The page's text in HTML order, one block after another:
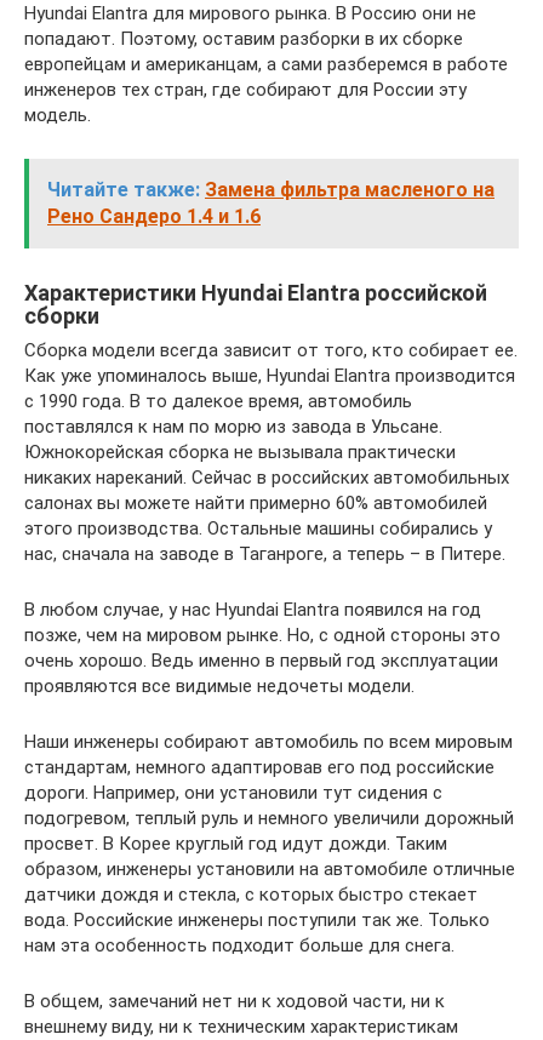
Hyundai Elantra для мирового рынка. В Россию они не
попадают. Поэтому, оставим разборки в их сборке
европейцам и американцам, а сами разберемся в работе
инженеров тех стран, где собирают для России эту
модель.
Читайте также: Замена фильтра масленого на
Рено Сандеро 1.4 и 1.6
Характеристики Hyundai Elantra российской
сборки
Сборка модели всегда зависит от того, кто собирает ее.
Как уже упоминалось выше, Hyundai Elantra производится
с 1990 года. В то далекое время, автомобиль
поставлялся к нам по морю из завода в Ульсане.
Южнокорейская сборка не вызывала практически
никаких нареканий. Сейчас в российских автомобильных
салонах вы можете найти примерно 60% автомобилей
этого производства. Остальные машины собирались у
нас, сначала на заводе в Таганроге, а теперь – в Питере.
В любом случае, у нас Hyundai Elantra появился на год
позже, чем на мировом рынке. Но, с одной стороны это
очень хорошо. Ведь именно в первый год эксплуатации
проявляются все видимые недочеты модели.
Наши инженеры собирают автомобиль по всем мировым
стандартам, немного адаптировав его под российские
дороги. Например, они установили тут сидения с
подогревом, теплый руль и немного увеличили дорожный
просвет. В Корее круглый год идут дожди. Таким
образом, инженеры установили на автомобиле отличные
датчики дождя и стекла, с которых быстро стекает
вода. Российские инженеры поступили так же. Только
нам эта особенность подходит больше для снега.
В общем, замечаний нет ни к ходовой части, ни к
внешнему виду, ни к техническим характеристикам